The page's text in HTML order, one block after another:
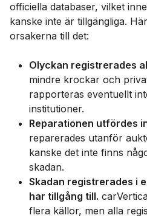
officiella databaser, vilket
kanske inte är tillgängliga.
orsakerna till det:
Olyckan registrerades
mindre krockar och
rapporteras eventuellt
institutioner.
Reparationen utfördes
reparerades utanför
kanske det inte finns
skadan.
Skadan registrerades i
har tillgång till.
flera källor, men alla